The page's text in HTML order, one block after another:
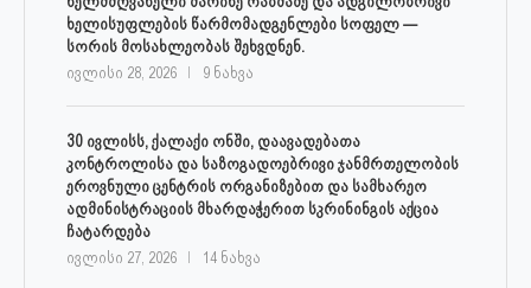
ხელისუფლების წარმომადგენლები სოფელ —
სორის მოსახლეობას შეხვდნენ.
ივლისი 28, 2026 9 ნახვა
30 ივლისს, ქალაქი ონში, დაავადებათა
კონტროლისა და საზოგადოებრივი ჯანმრთელობის
ეროვნული ცენტრის ორგანიზებით და სამხარეო
ადმინისტრაციის მხარდაჭერით სკრინინგის აქცია
ჩატარდება
ივლისი 27, 2026 14 ნახვა